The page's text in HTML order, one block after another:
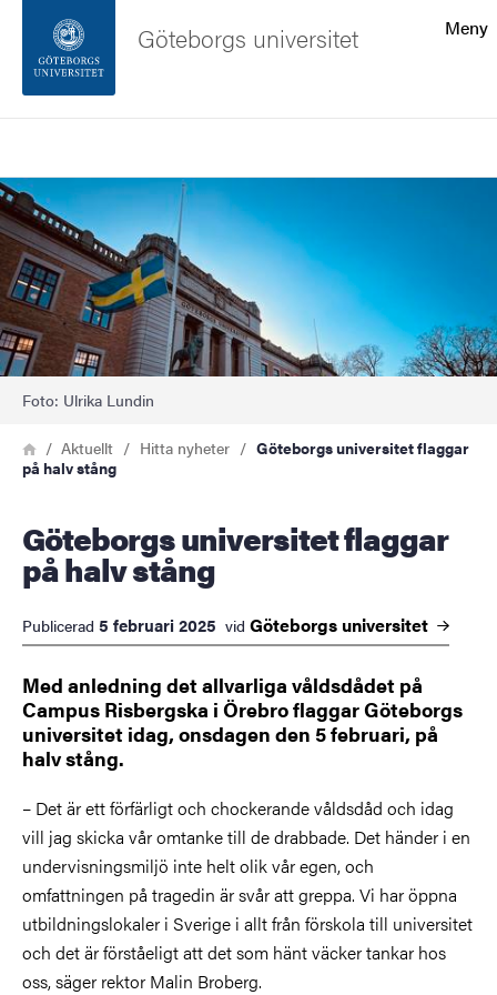
Sidfoten
Om webbplatsen
Meny
Göteborgs universitet
Bild
Foto: Ulrika Lundin
Länkstig
HemAktuellt Hitta nyheter
Göteborgs universitet flaggar
på halv stång
Göteborgs universitet flaggar
på halv stång
Publicerad 5 februari 2025 vid Göteborgs universitet
Med anledning det allvarliga våldsdådet på
Campus Risbergska i Örebro flaggar Göteborgs
universitet idag, onsdagen den 5 februari, på
halv stång.
– Det är ett förfärligt och chockerande våldsdåd och idag
vill jag skicka vår omtanke till de drabbade. Det händer i en
undervisningsmiljö inte helt olik vår egen, och
omfattningen på tragedin är svår att greppa. Vi har öppna
utbildningslokaler i Sverige i allt från förskola till universitet
och det är förståeligt att det som hänt väcker tankar hos
oss, säger rektor Malin Broberg.